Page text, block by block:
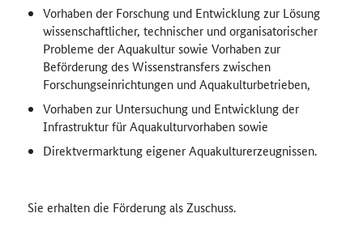
Vorhaben der Forschung und Entwicklung zur Lösung
wissenschaftlicher, technischer und organisatorischer
Probleme der Aquakultur sowie Vorhaben zur
Beförderung des Wissenstransfers zwischen
Forschungseinrichtungen und Aquakulturbetrieben,
Vorhaben zur Untersuchung und Entwicklung der
Infrastruktur für Aquakulturvorhaben sowie
Direktvermarktung eigener Aquakulturerzeugnissen.
Sie erhalten die Förderung als Zuschuss.